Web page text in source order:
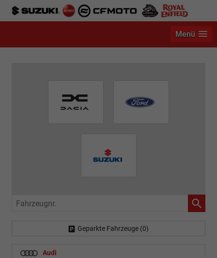
Menü
Fahrzeugnr.
Geparkte Fahrzeuge (0)
Audi